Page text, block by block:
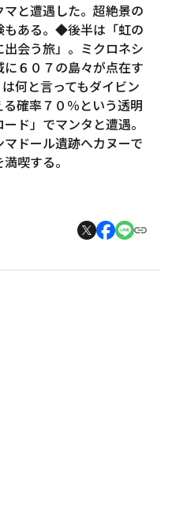
と遭遇した。超絶景の
もある。◆後半は「虹の
会う旅」。ミクロネシ
６０７の島々が点在す
何と言ってもダイビン
確率７０％という透明
ド」でマンタと遭遇。
ドール遺跡へカヌーで
喫する。